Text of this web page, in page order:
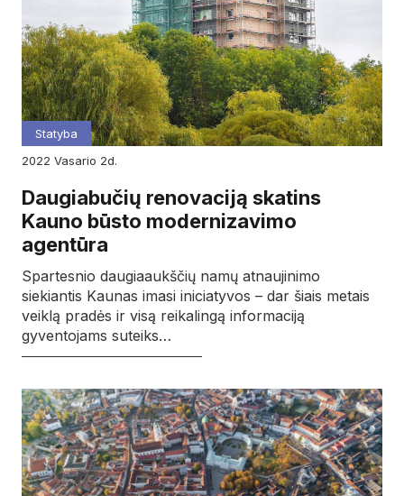
Statyba
2022
vasario 2d.
Daugiabučių renovaciją skatins
Kauno būsto modernizavimo
agentūra
Spartesnio daugiaaukščių namų atnaujinimo
siekiantis Kaunas imasi iniciatyvos – dar šiais metais
veiklą pradės ir visą reikalingą informaciją
gyventojams suteiks…